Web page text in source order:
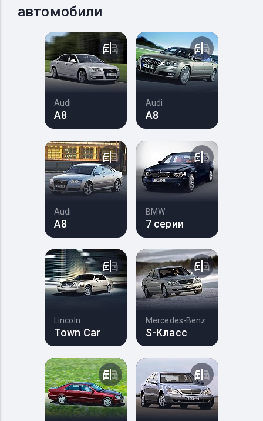
автомобили
Audi
A8
Audi
A8
Audi
A8
BMW
7 серии
Lincoln
Town Car
Mercedes-Benz
S-Класс